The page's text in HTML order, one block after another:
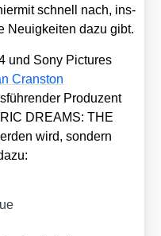
schnell nach, ins­
Neu­ig­kei­ten dazu gibt.
und Sony Pic­tures
Cran­s­ton
Pro­du­zent
DREAMS: THE
wird, son­dern